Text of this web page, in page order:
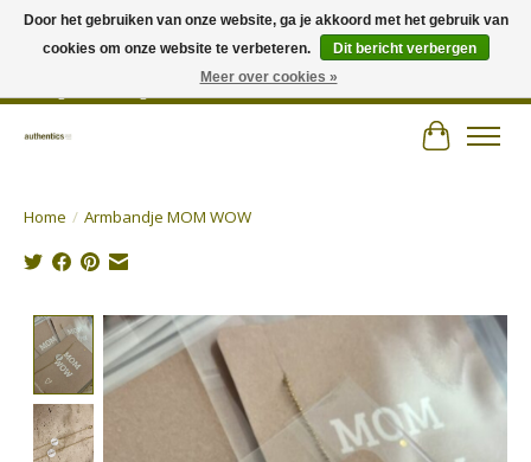
Wij hechten veel belang aan persoonlijk advies en zorgen voor jouw outfit! |
Authentics - Plezantstraat 22 - 9220 Hamme - Tel 052 25 67 00 - Open van
Home / Armbandje MOM WOW
Product image slideshow Items
Door het gebruiken van onze website, ga je akkoord met het gebruik van
cookies om onze website te verbeteren.
Dit bericht verbergen
Meer over cookies »